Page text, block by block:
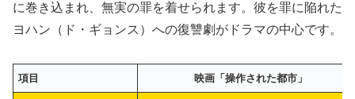
に巻き込まれ、無実の罪を着せられます。彼を罪に陥れた
ヨハン（ド・ギョンス）への復讐劇がドラマの中心です。
項目 映画「操作された都市」